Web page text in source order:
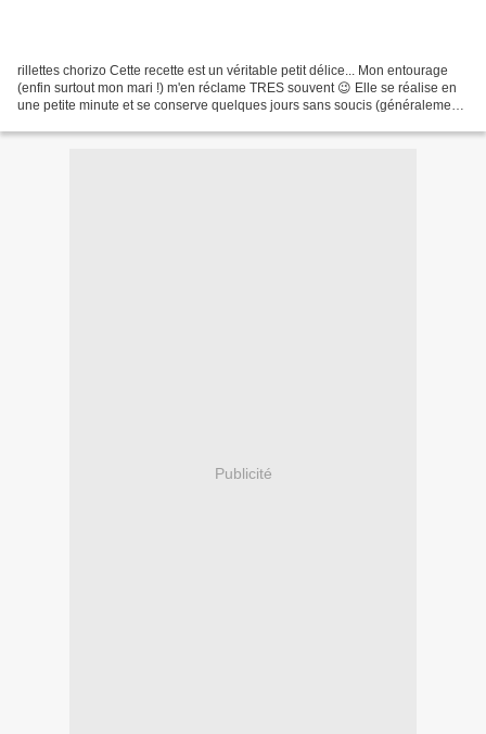
rillettes chorizo Cette recette est un véritable petit délice... Mon entourage
(enfin surtout mon mari !) m'en réclame TRES souvent 😉 Elle se réalise en
une petite minute et se conserve quelques jours sans soucis (généralement,
Publicité